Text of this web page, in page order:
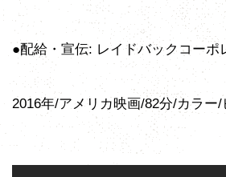
●配給・宣伝: レイドバックコーポ
2016年/アメリカ映画/82分/カラー/